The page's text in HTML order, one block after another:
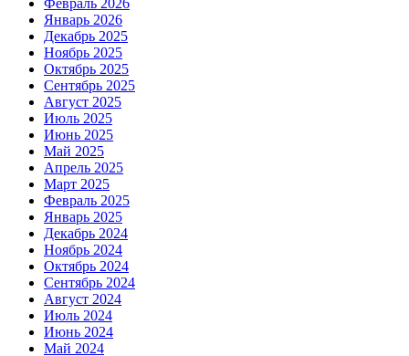
Февраль 2026
Январь 2026
Декабрь 2025
Ноябрь 2025
Октябрь 2025
Сентябрь 2025
Август 2025
Июль 2025
Июнь 2025
Май 2025
Апрель 2025
Март 2025
Февраль 2025
Январь 2025
Декабрь 2024
Ноябрь 2024
Октябрь 2024
Сентябрь 2024
Август 2024
Июль 2024
Июнь 2024
Май 2024